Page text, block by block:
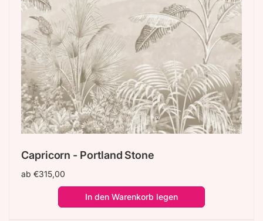
Capricorn - Portland Stone
Normaler
ab €315,00
In den Warenkorb legen